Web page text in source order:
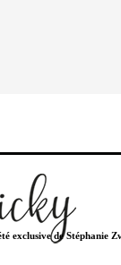
exclusive de